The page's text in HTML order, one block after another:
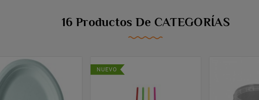
16 Productos De CATEGORÍAS
NUEVO